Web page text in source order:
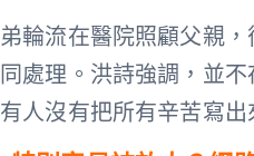
輪流在醫院照顧父親
處理。洪詩強調，並
人沒有把所有辛苦寫出